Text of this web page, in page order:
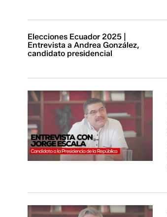
Elecciones Ecuador 2025 |
Entrevista a Andrea González,
candidato presidencial